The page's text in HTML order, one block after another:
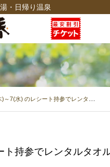
・日帰り温泉
7(水) のレシート持参でレンタルタオル無料！
ト持参でレンタルタオ